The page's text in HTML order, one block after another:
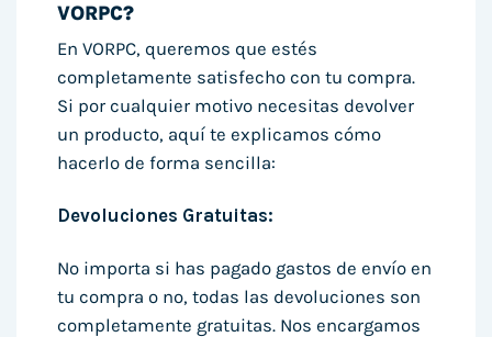
VORPC?
En VORPC, queremos que estés
completamente satisfecho con tu compra.
Si por cualquier motivo necesitas devolver
un producto, aquí te explicamos cómo
hacerlo de forma sencilla:
Devoluciones Gratuitas:
No importa si has pagado gastos de envío en
tu compra o no, todas las devoluciones son
completamente gratuitas. Nos encargamos